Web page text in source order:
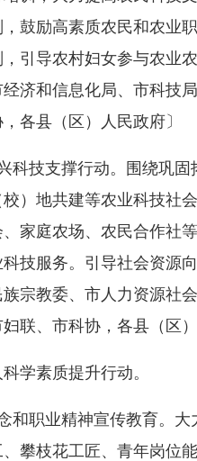
鼓励高素质农民和农业
引导农村妇女参与农业
经济和信息化局、市科技
各县（区）人民政府〕
技支撑行动。围绕巩固
）地共建等农业科技社
家庭农场、农民合作社
技服务。引导社会资源
宗教委、市人力资源社
联、市科协，各县（区
素质提升行动。
职业精神宣传教育。大
攀枝花工匠、青年岗位